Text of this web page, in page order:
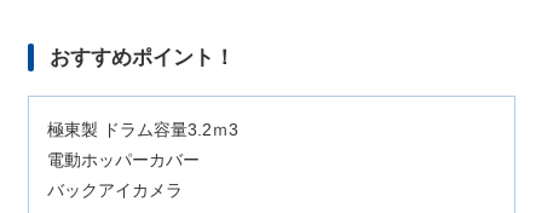
おすすめポイント！
極東製 ドラム容量3.2ｍ3
電動ホッパーカバー
バックアイカメラ